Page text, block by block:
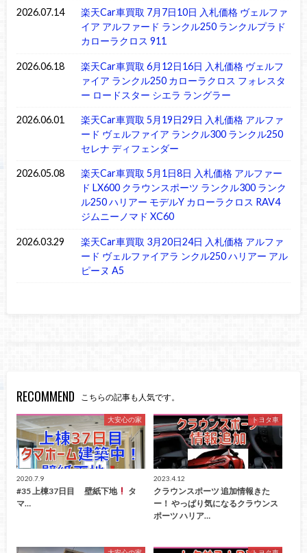
2026.07.14
楽天Car車買取 7月7日10日 入札価格 ヴェルファ
イア アルファード ランクル250 ランクルプラド
カローラクロス 911
2026.06.18
楽天Car車買取 6月12日16日 入札価格 ヴェルフ
ァイア ランクル250 カローラクロス フォレスタ
ー ロードスター シエラ ラングラー
2026.06.01
楽天Car車買取 5月19日29日 入札価格 アルファ
ード ヴェルファイア ランクル300 ランクル250
セレナ ディフェンダー
2026.05.08
楽天Car車買取 5月1日8日 入札価格 アルファー
ド LX600 クラウンスポーツ ランクル300 ランク
ル250 ハリアー モデルY カローラクロス RAV4
ジムニーノマド XC60
2026.03.29
楽天Car車買取 3月20日24日 入札価格 アルファ
ード ヴェルファイアラ ンクル250 ハリアー アル
ピーヌ A5
RECOMMEND こちらの記事も人気です。
大安心の家
2020.7.9
#35 上棟37日目 壁紙下地
タ
マ…
トヨタ車
2023.4.12
クラウンスポーツ 追加情報きた
ー！ やっぱり気になるクラウンス
ポーツ ハリア…